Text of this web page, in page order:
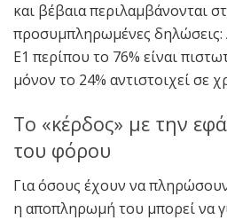
και βέβαια περιλαμβάνονται
προσυμπληρωμένες δηλώσεις:
Ε1 περίπου το 76% είναι
μόνον το 24% αντιστοιχεί σε
Το «κέρδος» με την
του φόρου
Για όσους έχουν να
η αποπληρωμή του μπορεί να